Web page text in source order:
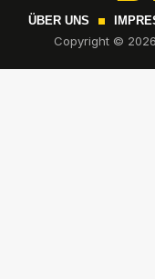
ÜBER UNS
Copyright ©